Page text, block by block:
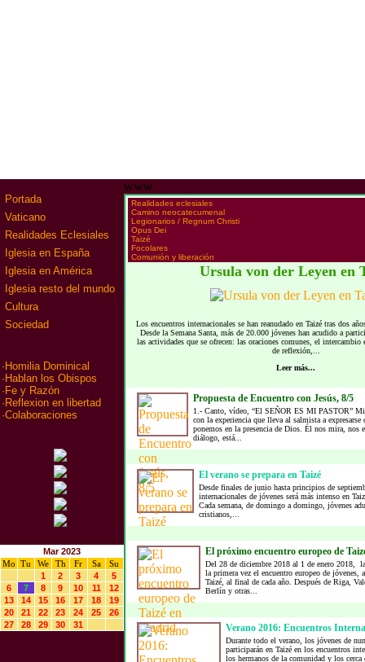
Portada
Vaticano
Realidades Eclesiales
Iglesia en España
Iglesia en América
Iglesia resto del mundo
Cultura
Sociedad
· Homilia Dominical
· Hablan los Obispos
· Fe y Razón
· Reflexion en libertad
·Colaboraciones
Mar 2023
Mo
Tu We Th Fr Sa
Su
1
2 3 4
5
6
7 8 9 10 11
12
13
14 15 16 17 18
19
20
21 22 23 24 25
26
27
28 29 30 31
www
·Realidades eclesiales
·Camino neocatecumenal
·Legionarios / Regnum Christi
·Opus Dei
·Taizé
·Focolares
·Comunión y liberación
Ursula von der Leyen en
Los encuentros internacionales se han reanudado en Taizé tras dos
Desde la Semana Santa, más de 20.000 jóvenes han acudido a
las actividades que se ofrecen: las oraciones comunes, el intercambio
de reflexión,...
Leer más...
Propuesta de Encuentro con Jesús, 8/5
1.- Canto, vídeo, “El SEÑOR ES MI PASTOR”
con la experiencia que lleva al salmista a
ponemos en la presencia de Dios. Él nos mira, nos
diálogo, está...
El verano se prepara en Taizé
Desde finales de junio hasta principios de
internacionales de jóvenes será más intenso en
Cada semana, de domingo a domingo, jóvenes
cristianos,...
El próximo encuentro europeo de
Del 28 de diciembre 2018 al 1 de enero 2018,
la primera vez el encuentro europeo de jóvenes,
Taizé, al final de cada año. Después de Riga,
Berlín y otras...
Verano 2016: Encuentros
Durante todo el verano, los jóvenes de
participarán en Taizé en los encuentros
los hermanos de la comunidad y los